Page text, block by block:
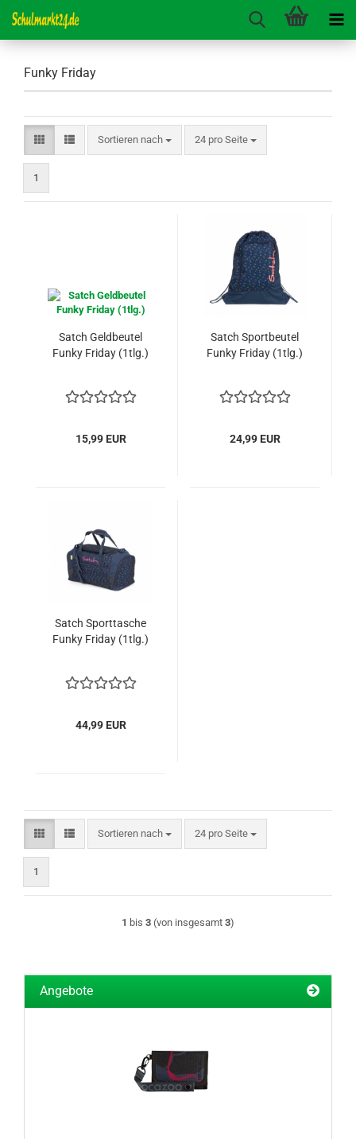
Funky Friday
Sortieren nach
Sortieren nach 24 pro Seite
pro Seite
1
Satch Geldbeutel
Funky Friday (1tlg.)
15,99 EUR
Satch Sportbeutel
Funky Friday (1tlg.)
24,99 EUR
Satch Sporttasche
Funky Friday (1tlg.)
44,99 EUR
Sortieren nach
Sortieren nach 24 pro Seite
pro Seite
1
1 bis 3 (von insgesamt 3)
Angebote